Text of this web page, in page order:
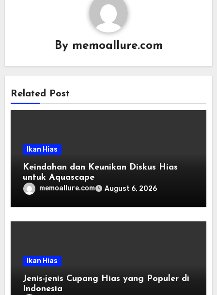
By memoallure.com
Related Post
Ikan Hias
Keindahan dan Keunikan Diskus Hias
untuk Aquascape
memoallure.com August 6, 2026
Ikan Hias
Jenis-jenis Cupang Hias yang Populer di
Indonesia